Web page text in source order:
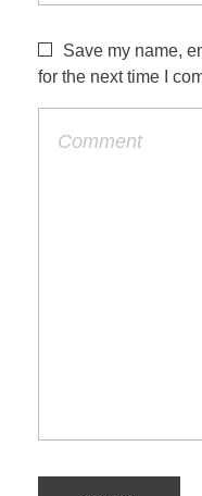
Save my name,
for the next time I